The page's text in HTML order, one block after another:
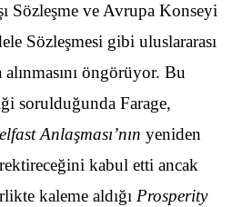
Sözleşme ve Avrupa Konseyi
Sözleşmesi gibi uluslararası
öngörüyor. Bu
sorulduğunda Farage,
Anlaşması’nın yeniden
kabul etti ancak
kaleme aldığıProsperity